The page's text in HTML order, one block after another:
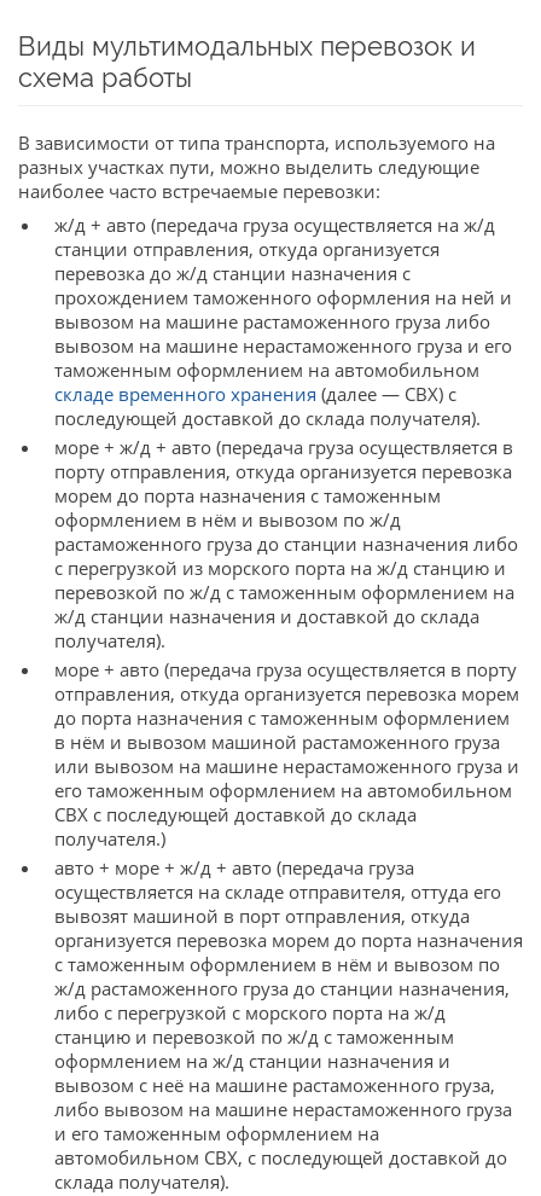
Виды мультимодальных перевозок и
схема работы
В зависимости от типа транспорта, используемого на
разных участках пути, можно выделить следующие
наиболее часто встречаемые перевозки:
ж/д + авто (передача груза осуществляется на ж/д
станции отправления, откуда организуется
перевозка до ж/д станции назначения с
прохождением таможенного оформления на ней и
вывозом на машине растаможенного груза либо
вывозом на машине нерастаможенного груза и его
таможенным оформлением на автомобильном
складе временного хранения (далее — СВХ) с
последующей доставкой до склада получателя).
море + ж/д + авто (передача груза осуществляется в
порту отправления, откуда организуется перевозка
морем до порта назначения с таможенным
оформлением в нём и вывозом по ж/д
растаможенного груза до станции назначения либо
с перегрузкой из морского порта на ж/д станцию и
перевозкой по ж/д с таможенным оформлением на
ж/д станции назначения и доставкой до склада
получателя).
море + авто (передача груза осуществляется в порту
отправления, откуда организуется перевозка морем
до порта назначения с таможенным оформлением
в нём и вывозом машиной растаможенного груза
или вывозом на машине нерастаможенного груза и
его таможенным оформлением на автомобильном
СВХ с последующей доставкой до склада
получателя.)
авто + море + ж/д + авто (передача груза
осуществляется на складе отправителя, оттуда его
вывозят машиной в порт отправления, откуда
организуется перевозка морем до порта назначения
с таможенным оформлением в нём и вывозом по
ж/д растаможенного груза до станции назначения,
либо с перегрузкой с морского порта на ж/д
станцию и перевозкой по ж/д с таможенным
оформлением на ж/д станции назначения и
вывозом с неё на машине растаможенного груза,
либо вывозом на машине нерастаможенного груза
и его таможенным оформлением на
автомобильном СВХ, с последующей доставкой до
склада получателя).